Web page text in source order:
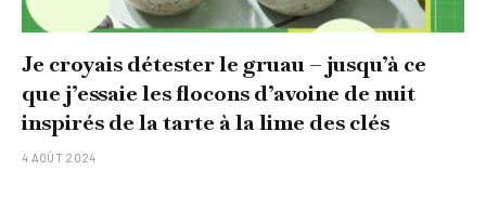
Je croyais détester le gruau – jusqu’à ce
que j’essaie les flocons d’avoine de nuit
inspirés de la tarte à la lime des clés
4 AOÛT 2024